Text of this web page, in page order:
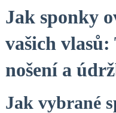
Jak sponky
vašich‍
nošení⁢ a
Jak vybrané